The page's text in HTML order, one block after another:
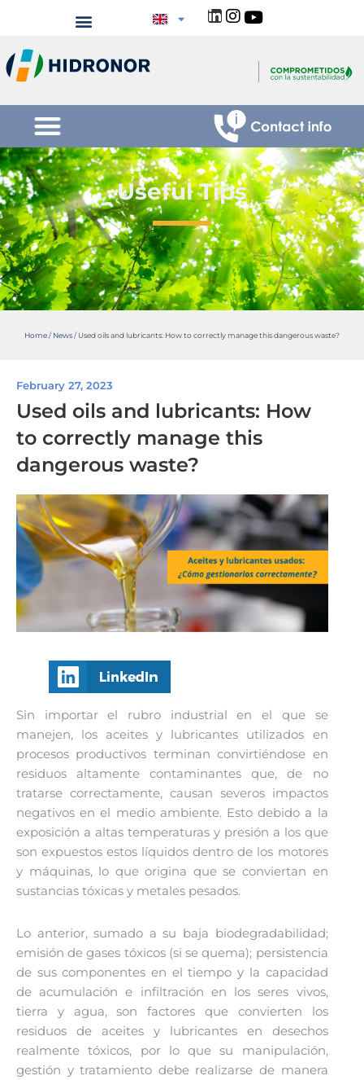
Useful Tips
Home/ News/ Used oils and lubricants: How to correctly manage this dangerous waste?
February 27, 2023
Used oils and lubricants: How
to correctly manage this
dangerous waste?
Sin importar el rubro industrial en el que se
manejen, los aceites y lubricantes utilizados en
procesos productivos terminan convirtiéndose en
residuos altamente contaminantes que, de no
tratarse correctamente, causan severos impactos
negativos en el medio ambiente. Esto debido a la
exposición a altas temperaturas y presión a los que
son expuestos estos líquidos dentro de los motores
y máquinas, lo que origina que se conviertan en
sustancias tóxicas y metales pesados.
Lo anterior, sumado a su baja biodegradabilidad;
emisión de gases tóxicos (si se quema); persistencia
de sus componentes en el tiempo y la capacidad
de acumulación e infiltración en los seres vivos,
tierra y agua, son factores que convierten los
residuos de aceites y lubricantes en desechos
realmente tóxicos, por lo que su manipulación,
gestión y tratamiento debe realizarse de manera